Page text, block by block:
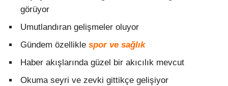
görüyor
Umutlandıran gelişmeler oluyor
Gündem özellikle spor ve sağlık
Haber akışlarında güzel bir akıcılık mevcut
Okuma seyri ve zevki gittikçe gelişiyor